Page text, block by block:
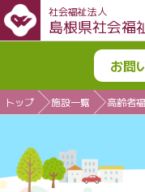
社会福祉法人
島根県社会福
お問
トップ 施設一覧 高齢者